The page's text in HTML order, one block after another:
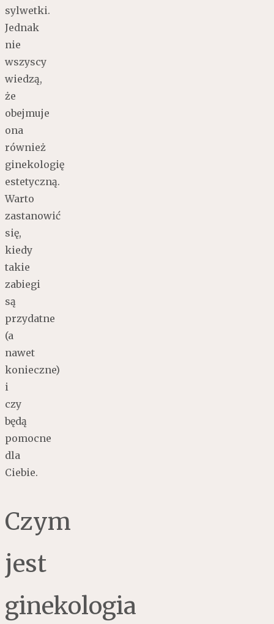
sylwetki.
Jednak
nie
wszyscy
wiedzą,
że
obejmuje
ona
również
ginekologię
estetyczną.
Warto
zastanowić
się,
kiedy
takie
zabiegi
są
przydatne
(a
nawet
konieczne)
i
czy
będą
pomocne
dla
Ciebie.
Czym
jest
ginekologia